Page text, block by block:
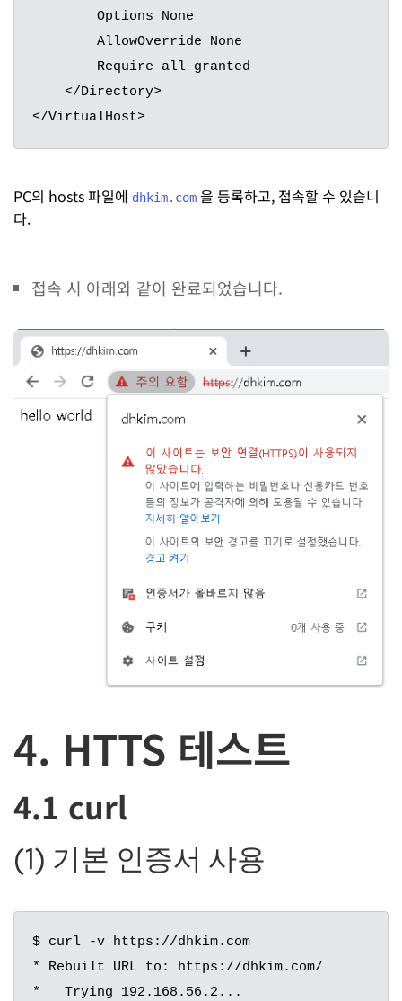
</VirtualHost>
PC의 hosts 파일에 dhkim.com 을 등록하고, 접속할 수 있습니
다.
접속 시 아래와 같이 완료되었습니다.
4. HTTS 테스트
4.1 curl
(1) 기본 인증서 사용
$ curl -v https://dhkim.com
* Rebuilt URL to: https://dhkim.com/
*   Trying 192.168.56.2...